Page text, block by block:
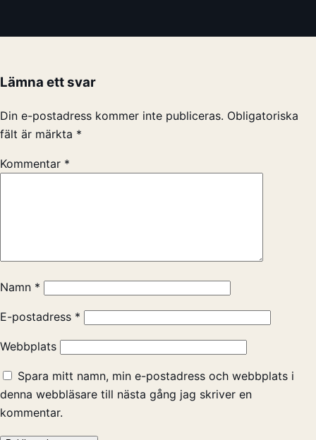
Lämna ett svar
Din e-postadress kommer inte publiceras. Obligatoriska
fält är märkta *
Kommentar *
Namn *
E-postadress *
Webbplats
Spara mitt namn, min e-postadress och webbplats i
denna webbläsare till nästa gång jag skriver en
kommentar.